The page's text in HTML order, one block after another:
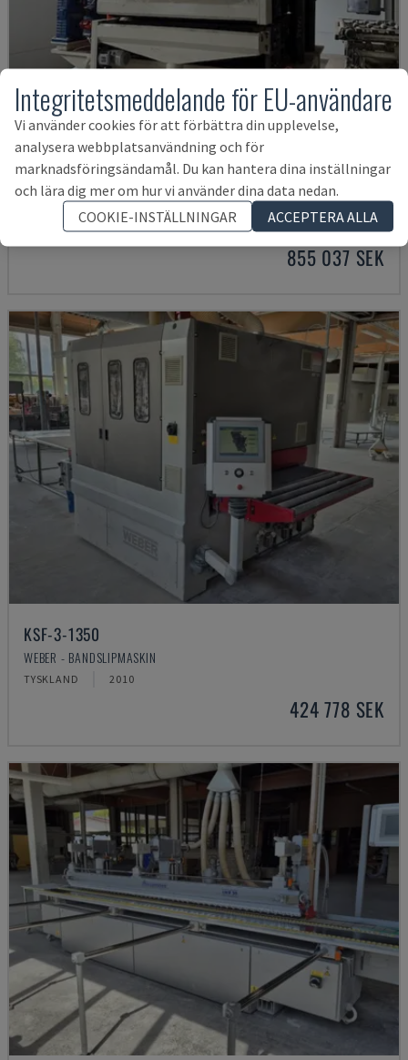
BSG2613C
LINGI JIANZHONG - BANDSLIPMASKIN
2019
855 037 SEK
KSF-3-1350
WEBER - BANDSLIPMASKIN
TYSKLAND 2010
424 778 SEK
Integritetsmeddelande för EU-användare
Vi använder cookies för att förbättra din upplevelse,
analysera webbplatsanvändning och för
marknadsföringsändamål. Du kan hantera dina inställningar
och lära dig mer om hur vi använder dina data nedan.
COOKIE-INSTÄLLNINGAR
ACCEPTERA ALLA